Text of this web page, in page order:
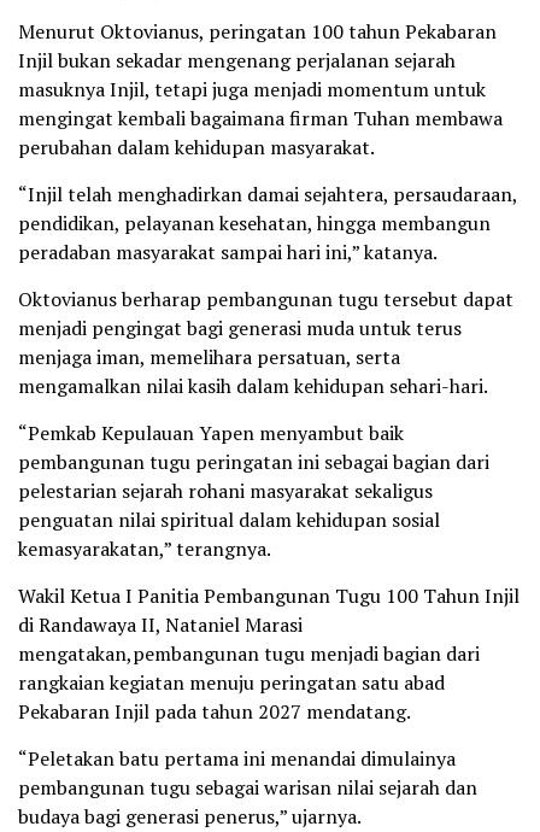
Menurut Oktovianus, peringatan 100 tahun Pekabaran
Injil bukan sekadar mengenang perjalanan sejarah
masuknya Injil, tetapi juga menjadi momentum untuk
mengingat kembali bagaimana firman Tuhan membawa
perubahan dalam kehidupan masyarakat.
“Injil telah menghadirkan damai sejahtera, persaudaraan,
pendidikan, pelayanan kesehatan, hingga membangun
peradaban masyarakat sampai hari ini,” katanya.
Oktovianus berharap pembangunan tugu tersebut dapat
menjadi pengingat bagi generasi muda untuk terus
menjaga iman, memelihara persatuan, serta
mengamalkan nilai kasih dalam kehidupan sehari-hari.
“Pemkab Kepulauan Yapen menyambut baik
pembangunan tugu peringatan ini sebagai bagian dari
pelestarian sejarah rohani masyarakat sekaligus
penguatan nilai spiritual dalam kehidupan sosial
kemasyarakatan,” terangnya.
Wakil Ketua I Panitia Pembangunan Tugu 100 Tahun Injil
di Randawaya II, Nataniel Marasi
mengatakan,pembangunan tugu menjadi bagian dari
rangkaian kegiatan menuju peringatan satu abad
Pekabaran Injil pada tahun 2027 mendatang.
“Peletakan batu pertama ini menandai dimulainya
pembangunan tugu sebagai warisan nilai sejarah dan
budaya bagi generasi penerus,” ujarnya.